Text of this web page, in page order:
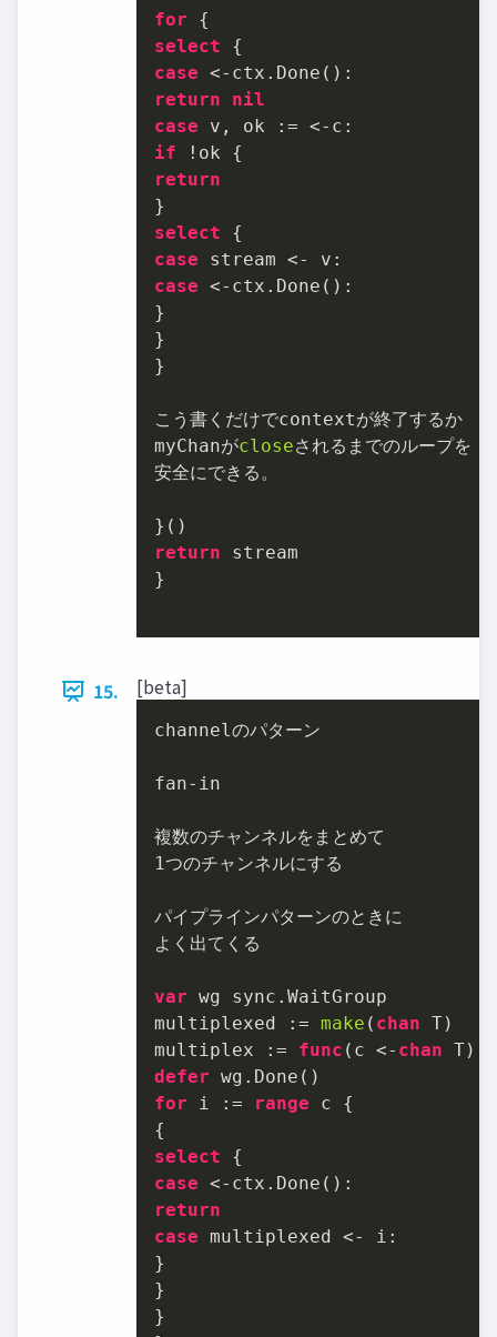
for
select
case
return
nil
case
if
return
select
case
case <-ctx.Done():
}
}
}
こう書くだけでcontextが終了するか
myChanがcloseされるまでのループを
安全にできる。
return stream
}
15. [beta]
channelのパターン
fan-in
1つのチャンネルにする
パイプラインパターンのときに
よく出てくる
var wg sync.WaitGroup
multiplexed := make ( chan T)
multiplex := func (c <- chan T)
defer
for i := range c {
select
case
return
case multiplexed <- i:
}
}
}